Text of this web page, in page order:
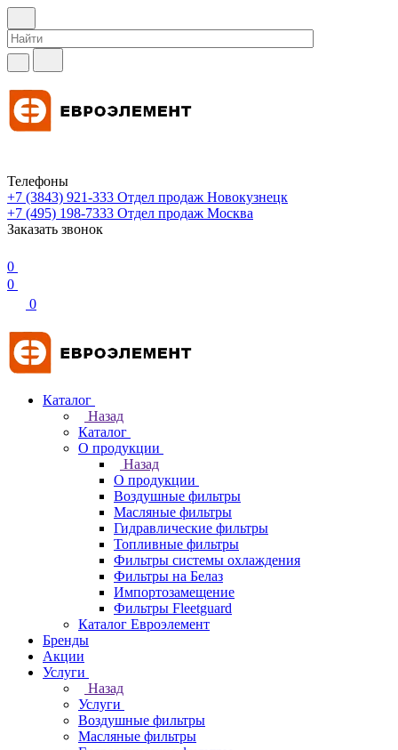
Телефоны
+7 (3843) 921-333 Отдел продаж Новокузнецк
+7 (495) 198-7333 Отдел продаж Москва
Заказать звонок
0
0
0
Каталог
Назад
Каталог
О продукции
Назад
О продукции
Воздушные фильтры
Масляные фильтры
Гидравлические фильтры
Топливные фильтры
Фильтры системы охлаждения
Фильтры на Белаз
Импортозамещение
Фильтры Fleetguard
Каталог Евроэлемент
Бренды
Акции
Услуги
Назад
Услуги
Воздушные фильтры
Масляные фильтры